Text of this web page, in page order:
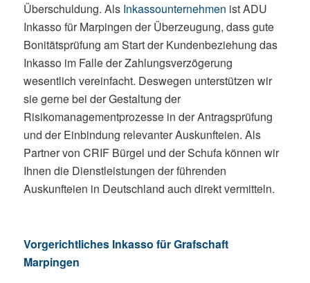
Überschuldung. Als Inkassounternehmen ist ADU
Inkasso für Marpingen der Überzeugung, dass gute
Bonitätsprüfung am Start der Kundenbeziehung das
Inkasso im Falle der Zahlungsverzögerung
wesentlich vereinfacht. Deswegen unterstützen wir
sie gerne bei der Gestaltung der
Risikomanagementprozesse in der Antragsprüfung
und der Einbindung relevanter Auskunfteien. Als
Partner von CRIF Bürgel und der Schufa können wir
Ihnen die Dienstleistungen der führenden
Auskunfteien in Deutschland auch direkt vermitteln.
Vorgerichtliches Inkasso für Grafschaft
Marpingen